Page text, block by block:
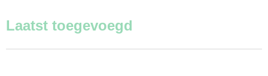
Laatst toegevoegd